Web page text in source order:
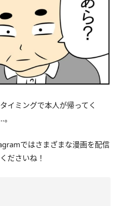
イミングで本人が帰ってく
ではさまざまな漫画を配信
ださいね！